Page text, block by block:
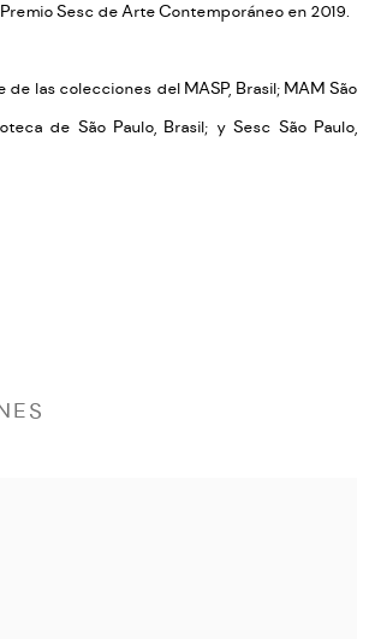
Sesc de Arte Contemporáneo en 2019.
de las colecciones del MASP, Brasil; MAM São
de São Paulo, Brasil; y Sesc São Paulo,